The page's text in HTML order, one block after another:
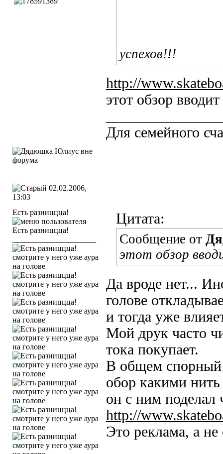
успехов!!!
http://
этот обзор
Для семейного
02.02.2006,
13:03
Есть разниццца!
Цитата:
Сообщение от
этот обзор
Да вроде нет...
голове
и тогда уже
Мой друк часто
тока покупает.
В общем спорный
обор какими
он с ним поделал
http://
Это реклама, а не